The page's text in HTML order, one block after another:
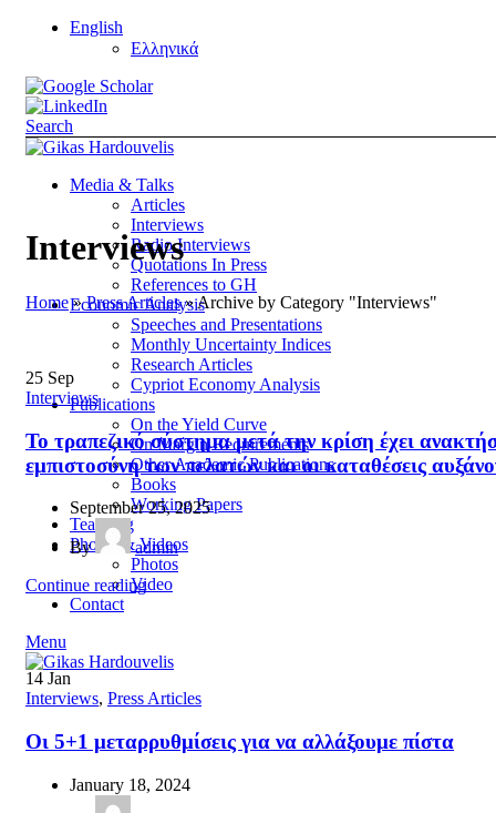
English
Ελληνικά
Search
Media & Talks
Articles
Interviews
Radio Interviews
Quotations In Press
References to GH
Economic Analysis
Speeches and Presentations
Monthly Uncertainty Indices
Research Articles
Cypriot Economy Analysis
Publications
On the Yield Curve
On Margin Requirements
Other Academic Publications
Books
Working Papers
Teaching
Photos & Videos
Photos
Video
Contact
Menu
Interviews
Home»Press Articles»Archive by Category "Interviews"
25 Sep
Interviews
Το τραπεζικό σύστημα μετά την κρίση έχει
εμπιστοσύνη των πελατών και οι καταθέσεις
September 25, 2025
By
admin
Continue reading
14 Jan
Interviews, Press Articles
Οι 5+1 μεταρρυθμίσεις για να αλλάξουμε πίστα
January 18, 2024